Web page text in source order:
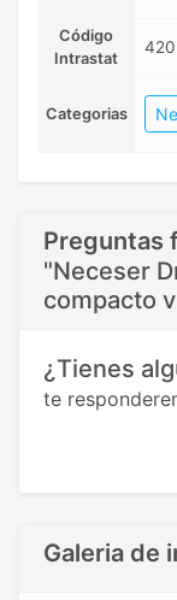
Código
Intrastat
Categorias
Preguntas
"Neceser
compacto
¿Tienes
te
Galeria de